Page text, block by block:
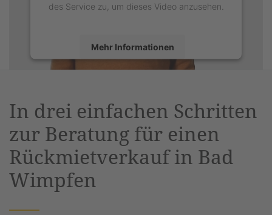
des Service zu, um dieses Video anzusehen.
Mehr Informationen
Management Platform&eRecht24
In drei einfachen Schritten
zur Beratung für einen
Rückmietverkauf in Bad
Wimpfen